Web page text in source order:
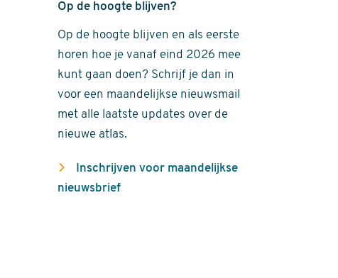
Op de hoogte blijven?
Op de hoogte blijven en als eerste
horen hoe je vanaf eind 2026 mee
kunt gaan doen? Schrijf je dan in
voor een maandelijkse nieuwsmail
met alle laatste updates over de
nieuwe atlas.
Inschrijven voor maandelijkse
nieuwsbrief